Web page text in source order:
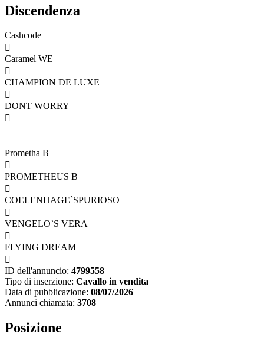
Discendenza
Cashcode

Caramel WE

CHAMPION DE LUXE

DONT WORRY

Prometha B

PROMETHEUS B

COELENHAGE`SPURIOSO

VENGELO`S VERA

FLYING DREAM

ID dell'annuncio: 4799558
Tipo di inserzione: Cavallo in vendita
Data di pubblicazione: 08/07/2026
Annunci chiamata: 3708
Posizione